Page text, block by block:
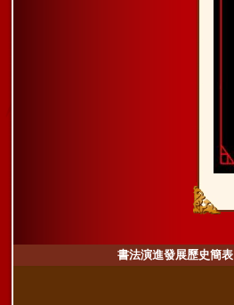
書法演進發展歷史簡表